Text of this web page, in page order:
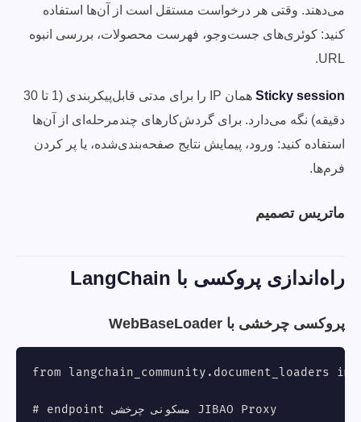
می‌دهند. وقتی هر درخواست مستقل است از آن‌ها استفاده
کنید: کوئری‌های جست‌وجو، فهرست محصولات، بررسی انبوه
URL.
Sticky session
همان IP را برای مدتی قابل‌پیکربندی (1 تا 30
دقیقه) نگه می‌دارد. برای گردش‌کارهای چندمرحله‌ای از آن‌ها
استفاده کنید: ورود، پیمایش نتایج صفحه‌بندی‌شده، یا پر کردن
فرم‌ها.
ماتریس تصمیم
راه‌اندازی پروکسی با LangChain
پروکسی چرخشی با WebBaseLoader
from langchain_community.document_loaders
# endpoint مسکونی چرخشی JIBAO Proxy